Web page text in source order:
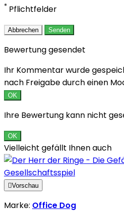
* Pflichtfelder
Abbrechen Senden
Bewertung gesendet
Ihr Kommentar wurde
nach Freigabe durch einen
OK
Ihre Bewertung kann nicht
OK
Vielleicht gefällt Ihnen auch
Vorschau
Marke: Office Dog